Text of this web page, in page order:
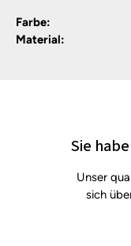
Farbe:
Material:
Sie
Unser
sich